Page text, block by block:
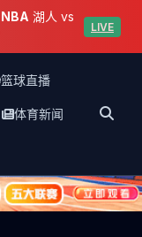
NBA 湖人 vs
LIVE
篮球直播
体育新闻